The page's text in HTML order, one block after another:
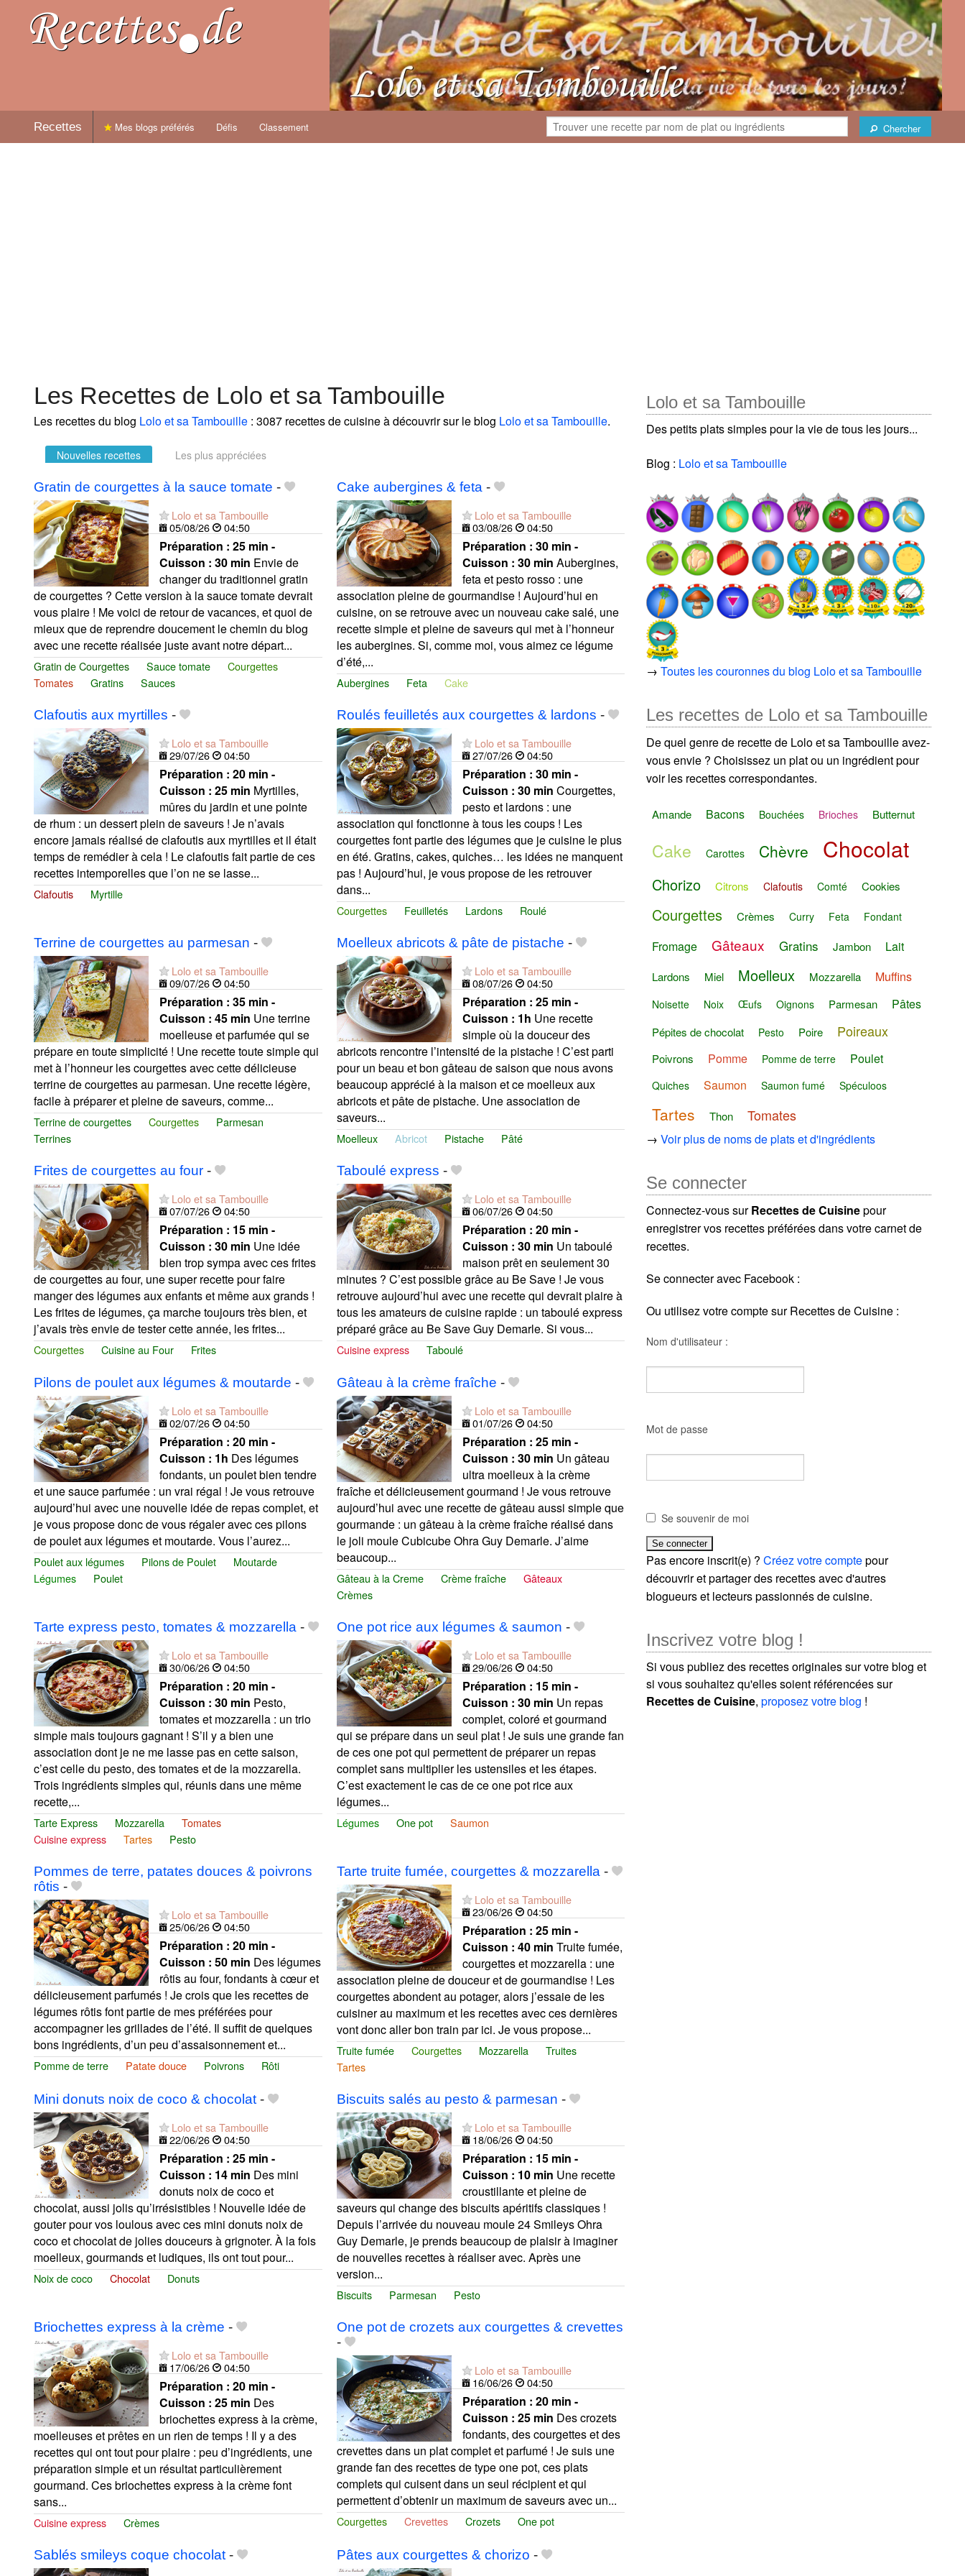
Recettes Chercher
Mes blogs préférés Défis Classement
Les Recettes de Lolo et sa Tambouille
Les recettes du blog Lolo et sa Tambouille : 3087 recettes de cuisine à découvrir sur le blog Lolo et sa Tambouille.
Nouvelles recettes Les plus appréciées
Gratin de courgettes à la sauce tomate -
Lolo et sa Tambouille
05/08/26
04:50
Préparation : 25 min -
Cuisson : 30 min Envie de
changer du traditionnel gratin
de courgettes ? Cette version à la sauce tomate devrait
vous plaire ! Me voici de retour de vacances, et quoi de
mieux que de reprendre doucement le chemin du blog
avec une recette réalisée juste avant notre départ...
Gratin de Courgettes Sauce tomate
Courgettes
Tomates
Gratins Sauces
Cake aubergines & feta -
Lolo et sa Tambouille
03/08/26
04:50
Préparation : 30 min -
Cuisson : 30 min Aubergines,
feta et pesto rosso : une
association pleine de gourmandise ! Aujourd’hui en
cuisine, on se retrouve avec un nouveau cake salé, une
recette simple et pleine de saveurs qui met à l’honneur
les aubergines. Si, comme moi, vous aimez ce légume
d’été,...
Aubergines Feta Cake
Clafoutis aux myrtilles -
Lolo et sa Tambouille
29/07/26
04:50
Préparation : 20 min -
Cuisson : 25 min Myrtilles,
mûres du jardin et une pointe
de rhum : un dessert plein de saveurs ! Je n’avais
encore jamais réalisé de clafoutis aux myrtilles et il était
temps de remédier à cela ! Le clafoutis fait partie de ces
recettes intemporelles que l’on ne se lasse...
Clafoutis Myrtille
Roulés feuilletés aux courgettes & lardons -
Lolo et sa Tambouille
27/07/26
04:50
Préparation : 30 min -
Cuisson : 30 min Courgettes,
pesto et lardons : une
association qui fonctionne à tous les coups ! Les
courgettes font partie des légumes que je cuisine le plus
en été. Gratins, cakes, quiches… les idées ne manquent
pas ! Aujourd’hui, je vous propose de les retrouver
dans...
Courgettes Feuilletés Lardons Roulé
Terrine de courgettes au parmesan -
Lolo et sa Tambouille
09/07/26
04:50
Préparation : 35 min -
Cuisson : 45 min Une terrine
moelleuse et parfumée qui se
prépare en toute simplicité ! Une recette toute simple qui
met à l’honneur les courgettes avec cette délicieuse
terrine de courgettes au parmesan. Une recette légère,
facile à préparer et pleine de saveurs, comme...
Terrine de courgettes Courgettes
Parmesan
Terrines
Moelleux abricots & pâte de pistache -
Lolo et sa Tambouille
08/07/26
04:50
Préparation : 25 min -
Cuisson : 1h Une recette
simple où la douceur des
abricots rencontre l’intensité de la pistache ! C’est parti
pour un beau et bon gâteau de saison que nous avons
beaucoup apprécié à la maison et ce moelleux aux
abricots et pâte de pistache. Une association de
saveurs...
Moelleux Abricot Pistache Pâté
Frites de courgettes au four -
Lolo et sa Tambouille
07/07/26
04:50
Préparation : 15 min -
Cuisson : 30 min Une idée
bien trop sympa avec ces frites
de courgettes au four, une super recette pour faire
manger des légumes aux enfants et même aux grands !
Les frites de légumes, ça marche toujours très bien, et
j’avais très envie de tester cette année, les frites...
Courgettes Cuisine au Four Frites
Taboulé express -
Lolo et sa Tambouille
06/07/26
04:50
Préparation : 20 min -
Cuisson : 30 min Un taboulé
maison prêt en seulement 30
minutes ? C’est possible grâce au Be Save ! Je vous
retrouve aujourd’hui avec une recette qui devrait plaire à
tous les amateurs de cuisine rapide : un taboulé express
préparé grâce au Be Save Guy Demarle. Si vous...
Cuisine express Taboulé
Pilons de poulet aux légumes & moutarde -
Lolo et sa Tambouille
02/07/26
04:50
Préparation : 20 min -
Cuisson : 1h Des légumes
fondants, un poulet bien tendre
et une sauce parfumée : un vrai régal ! Je vous retrouve
aujourd’hui avec une nouvelle idée de repas complet, et
je vous propose donc de vous régaler avec ces pilons
de poulet aux légumes et moutarde. Vous l’aurez...
Poulet aux légumes Pilons de Poulet
Moutarde
Légumes
Poulet
Gâteau à la crème fraîche -
Lolo et sa Tambouille
01/07/26
04:50
Préparation : 25 min -
Cuisson : 30 min Un gâteau
ultra moelleux à la crème
fraîche et délicieusement gourmand ! Je vous retrouve
aujourd’hui avec une recette de gâteau aussi simple que
gourmande : un gâteau à la crème fraîche réalisé dans
le joli moule Cubicube Ohra Guy Demarle. J’aime
beaucoup...
Gâteau à la Creme Crème fraîche
Gâteaux
Crèmes
Tarte express pesto, tomates & mozzarella -
Lolo et sa Tambouille
30/06/26
04:50
Préparation : 20 min -
Cuisson : 30 min Pesto,
tomates et mozzarella : un trio
simple mais toujours gagnant ! S’il y a bien une
association dont je ne me lasse pas en cette saison,
c’est celle du pesto, des tomates et de la mozzarella.
Trois ingrédients simples qui, réunis dans une même
recette,...
Tarte Express Mozzarella
Tomates
Cuisine express
Tartes Pesto
One pot rice aux légumes & saumon -
Lolo et sa Tambouille
29/06/26
04:50
Préparation : 15 min -
Cuisson : 30 min Un repas
complet, coloré et gourmand
qui se prépare dans un seul plat ! Je suis une grande fan
de ces one pot qui permettent de préparer un repas
complet sans multiplier les ustensiles et les étapes.
C’est exactement le cas de ce one pot rice aux
légumes...
Légumes One pot Saumon
Pommes de terre, patates douces & poivrons
rôtis -
Lolo et sa Tambouille
25/06/26
04:50
Préparation : 20 min -
Cuisson : 50 min Des légumes
rôtis au four, fondants à cœur et
délicieusement parfumés ! Je crois que les recettes de
légumes rôtis font partie de mes préférées pour
accompagner les grillades de l’été. Il suffit de quelques
bons ingrédients, d’un peu d’assaisonnement et...
Pomme de terre Patate douce Poivrons Rôti
Tarte truite fumée, courgettes & mozzarella -
Lolo et sa Tambouille
23/06/26
04:50
Préparation : 25 min -
Cuisson : 40 min Truite fumée,
courgettes et mozzarella : une
association pleine de douceur et de gourmandise ! Les
courgettes abondent au potager, alors j’essaie de les
cuisiner au maximum et les recettes avec ces dernières
vont donc aller bon train par ici. Je vous propose...
Truite fumée Courgettes Mozzarella
Truites
Tartes
Mini donuts noix de coco & chocolat -
Lolo et sa Tambouille
22/06/26
04:50
Préparation : 25 min -
Cuisson : 14 min Des mini
donuts noix de coco et
chocolat, aussi jolis qu’irrésistibles ! Nouvelle idée de
gouter pour vos loulous avec ces mini donuts noix de
coco et chocolat de jolies douceurs à grignoter. À la fois
moelleux, gourmands et ludiques, ils ont tout pour...
Noix de coco Chocolat Donuts
Biscuits salés au pesto & parmesan -
Lolo et sa Tambouille
18/06/26
04:50
Préparation : 15 min -
Cuisson : 10 min Une recette
croustillante et pleine de
saveurs qui change des biscuits apéritifs classiques !
Depuis l’arrivée du nouveau moule 24 Smileys Ohra
Guy Demarle, je prends beaucoup de plaisir à imaginer
de nouvelles recettes à réaliser avec. Après une
version...
Biscuits Parmesan Pesto
Briochettes express à la crème -
Lolo et sa Tambouille
17/06/26
04:50
Préparation : 20 min -
Cuisson : 25 min Des
briochettes express à la crème,
moelleuses et prêtes en un rien de temps ! Il y a des
recettes qui ont tout pour plaire : peu d’ingrédients, une
préparation simple et un résultat particulièrement
gourmand. Ces briochettes express à la crème font
sans...
Cuisine express Crèmes
One pot de crozets aux courgettes & crevettes
-
Lolo et sa Tambouille
16/06/26
04:50
Préparation : 20 min -
Cuisson : 25 min Des crozets
fondants, des courgettes et des
crevettes dans un plat complet et parfumé ! Je suis une
grande fan des recettes de type one pot, ces plats
complets qui cuisent dans un seul récipient et qui
permettent d’obtenir un maximum de saveurs avec un...
Courgettes Crevettes Crozets One pot
Sablés smileys coque chocolat-
Pâtes aux courgettes & chorizo -
Lolo et sa Tambouille
Des petits plats simples pour la vie de tous les jours...
Blog : Lolo et sa Tambouille
→Toutes les couronnes du blog Lolo et sa Tambouille
Les recettes de Lolo et sa Tambouille
De quel genre de recette de Lolo et sa Tambouille avez-
vous envie ? Choisissez un plat ou un ingrédient pour
voir les recettes correspondantes.
Amande Bacons Bouchées Brioches Butternut
Cake Carottes Chèvre Chocolat
Chorizo Citrons Clafoutis Comté Cookies
Courgettes Crèmes Curry Feta Fondant
Fromage Gâteaux Gratins Jambon Lait
Lardons Miel Moelleux Mozzarella Muffins
Noisette Noix Œufs Oignons Parmesan Pâtes
Pépites de chocolat Pesto Poire Poireaux
Poivrons Pomme Pomme de terre Poulet
Quiches Saumon Saumon fumé Spéculoos
Tartes Thon Tomates
→Voir plus de noms de plats et d'ingrédients
Se connecter
Connectez-vous surRecettes de Cuisinepour
enregistrer vos recettes préférées dans votre carnet de
recettes.
Se connecter avec Facebook :
Ou utilisez votre compte sur Recettes de Cuisine :
Nom d'utilisateur :
Mot de passe
Se souvenir de moi
Pas encore inscrit(e) ?Créez votre comptepour
découvrir et partager des recettes avec d'autres
blogueurs et lecteurs passionnés de cuisine.
Inscrivez votre blog !
Si vous publiez des recettes originales sur votre blog et
si vous souhaitez qu'elles soient référencées sur
Recettes de Cuisine,proposez votre blog !